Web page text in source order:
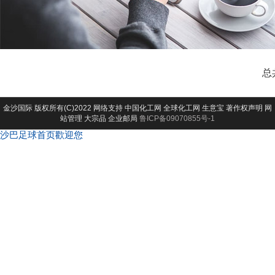
总
金沙国际 版权所有(C)2022 网络支持 中国化工网 全球化工网 生意宝 著作权声明 网
站管理 大宗品 企业邮局 鲁ICP备09070855号-1
沙巴足球首页歡迎您